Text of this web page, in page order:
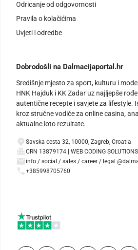
Odricanje od odgovornosti
Pravila o kolačićima
Uvjeti i odredbe
Dobrodošli na Dalmacijaportal.hr
Središnje mjesto za sport, kulturu i
HNK Hajduk i KK Zadar uz najljepše
autentične recepte i savjete za lifestyle.
kroz stručne vodiče za online casina,
aktualne loto rezultate.
Savska cesta 32, 10000, Zagreb, Croatia
CRN 13879174 | WEB CODING
info / social / sales / career / legal
+385998705760